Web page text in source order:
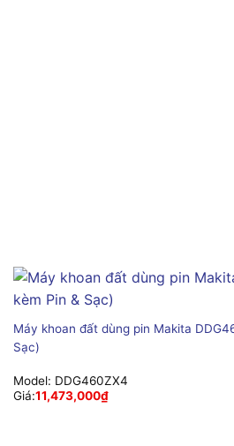
Máy khoan đất dùng pin Makita
Sạc)
Model: DDG460ZX4
Giá:11,473,000₫